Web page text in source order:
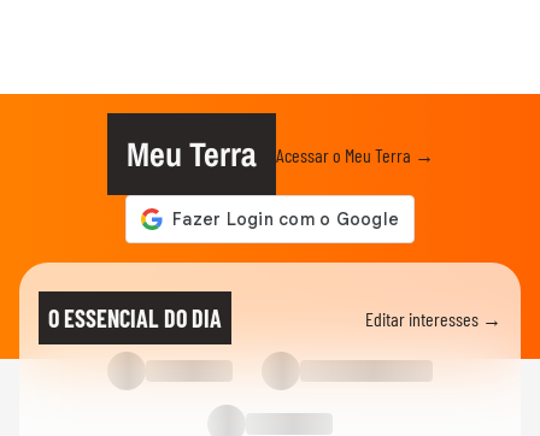
Meu Terra Acessar o Meu Terra →
O ESSENCIAL DO DIA Editar interesses →